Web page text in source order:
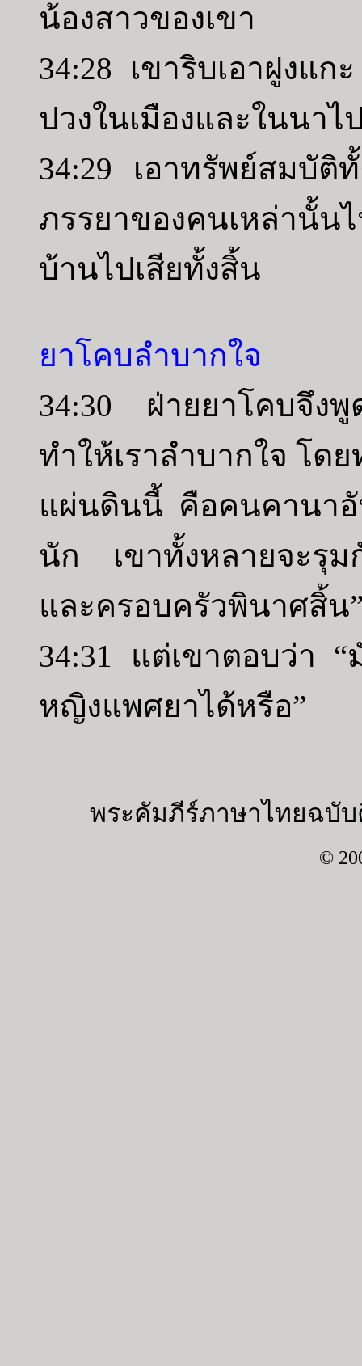
น้องสาวของเขา
34:28 เขาริบเอาฝูงแ
ปวงในเมืองและในนาไ
34:29 เอาทรัพย์สมบัติ
ภรรยาของคนเหล่านั้
บ้านไปเสียทั้งสิ้น
ยาโคบลำบากใจ
34:30 ฝ่ายยาโคบจึงพู
ทำให้เราลำบากใจ โด
แผ่นดินนี้ คือคนคานาอั
นัก เขาทั้งหลายจะรุม
และครอบครัวพินาศสิ้น
34:31 แต่เขาตอบว่า “
หญิงแพศยาได้หรือ”
พระคัมภีร์ภาษาไทยฉบับ
©